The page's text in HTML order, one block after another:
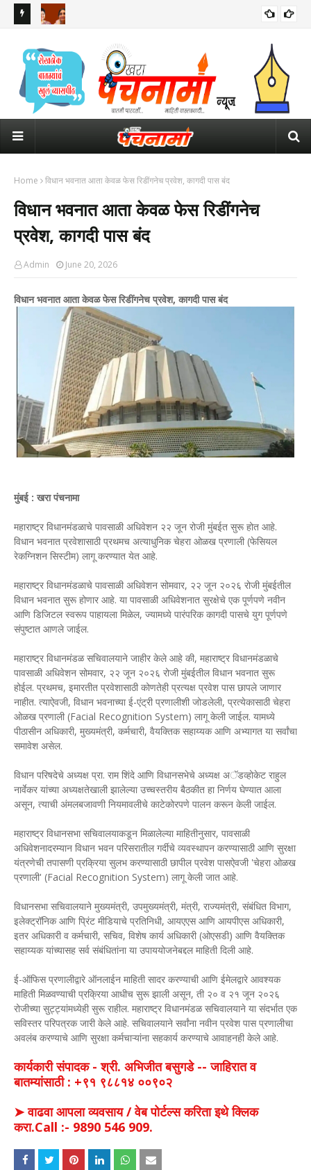
अध्यक्षपदासाठी आता 4 नावांची चर्चा
Home विधान भवनात आता केवळ फेस रिडींगनेच प्रवेश, कागदी पास बंद
विधान भवनात आता केवळ फेस रिडींगनेच
प्रवेश, कागदी पास बंद
Admin June 20, 2026
विधान भवनात आता केवळ फेस रिडींगनेच प्रवेश, कागदी पास बंद
मुंबई : खरा पंचनामा
महाराष्ट्र विधानमंडळाचे पावसाळी अधिवेशन २२ जून रोजी मुंबईत सुरू होत आहे.
विधान भवनात प्रवेशासाठी प्रथमच अत्याधुनिक चेहरा ओळख प्रणाली (फेसियल
रेकग्निशन सिस्टीम) लागू करण्यात येत आहे.
महाराष्ट्र विधानमंडळाचे पावसाळी अधिवेशन सोमवार, २२ जून २०२६ रोजी मुंबईतील
विधान भवनात सुरू होणार आहे. या पावसाळी अधिवेशनात सुरक्षेचे एक पूर्णपणे नवीन
आणि डिजिटल स्वरूप पाहायला मिळेल, ज्यामध्ये पारंपरिक कागदी पासचे युग पूर्णपणे
संपुष्टात आणले जाईल.
महाराष्ट्र विधानमंडळ सचिवालयाने जाहीर केले आहे की, महाराष्ट्र विधानमंडळाचे
पावसाळी अधिवेशन सोमवार, २२ जून २०२६ रोजी मुंबईतील विधान भवनात सुरू
होईल. प्रथमच, इमारतीत प्रवेशासाठी कोणतेही प्रत्यक्ष प्रवेश पास छापले जाणार
नाहीत. त्याऐवजी, विधान भवनाच्या ई-एंट्री प्रणालीशी जोडलेली, प्रत्येकासाठी चेहरा
ओळख प्रणाली (Facial Recognition System) लागू केली जाईल. यामध्ये
पीठासीन अधिकारी, मुख्यमंत्री, कर्मचारी, वैयक्तिक सहाय्यक आणि अभ्यागत या सर्वांचा
समावेश असेल.
विधान परिषदेचे अध्यक्ष प्रा. राम शिंदे आणि विधानसभेचे अध्यक्ष अॅडव्होकेट राहुल
नार्वेकर यांच्या अध्यक्षतेखाली झालेल्या उच्चस्तरीय बैठकीत हा निर्णय घेण्यात आला
असून, त्याची अंमलबजावणी नियमावलीचे काटेकोरपणे पालन करून केली जाईल.
महाराष्ट्र विधानसभा सचिवालयाकडून मिळालेल्या माहितीनुसार, पावसाळी
अधिवेशनादरम्यान विधान भवन परिसरातील गर्दीचे व्यवस्थापन करण्यासाठी आणि सुरक्षा
यंत्रणेची तपासणी प्रक्रिया सुलभ करण्यासाठी छापील प्रवेश पासऐवजी 'चेहरा ओळख
प्रणाली' (Facial Recognition System) लागू केली जात आहे.
विधानसभा सचिवालयाने मुख्यमंत्री, उपमुख्यमंत्री, मंत्री, राज्यमंत्री, संबंधित विभाग,
इलेक्ट्रॉनिक आणि प्रिंट मीडियाचे प्रतिनिधी, आयएएस आणि आयपीएस अधिकारी,
इतर अधिकारी व कर्मचारी, सचिव, विशेष कार्य अधिकारी (ओएसडी) आणि वैयक्तिक
सहाय्यक यांच्यासह सर्व संबंधितांना या उपाययोजनेबद्दल माहिती दिली आहे.
ई-ऑफिस प्रणालीद्वारे ऑनलाईन माहिती सादर करण्याची आणि ईमेलद्वारे आवश्यक
माहिती मिळवण्याची प्रक्रिया आधीच सुरू झाली असून, ती २० व २१ जून २०२६
रोजीच्या सुट्ट्यांमध्येही सुरू राहील. महाराष्ट्र विधानमंडळ सचिवालयाने या संदर्भात एक
सविस्तर परिपत्रक जारी केले आहे. सचिवालयाने सर्वांना नवीन प्रवेश पास प्रणालीचा
अवलंब करण्याचे आणि सुरक्षा कर्मचाऱ्यांना सहकार्य करण्याचे आवाहनही केले आहे.
कार्यकारी संपादक - श्री. अभिजीत बसुगडे -- जाहिरात व
बातम्यांसाठी : +९१ ९८८१४ ००९०२
➤ वाढवा आपला व्यवसाय / वेब पोर्टल्स करिता इथे क्लिक
करा.Call :- 9890 546 909.